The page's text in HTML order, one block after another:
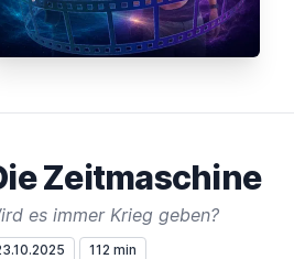
Zeitmaschine
es immer Krieg geben?
112 min